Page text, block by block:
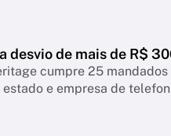
desvio de mais de R$
cumpre 25
e empresa de